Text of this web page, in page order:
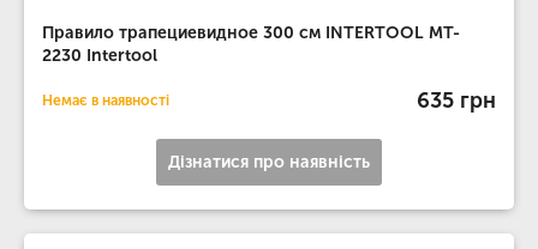
Правило трапециевидное 300 см INTERTOOL MT-
2230 Intertool
Немає в наявності 635 грн
Дізнатися про наявність